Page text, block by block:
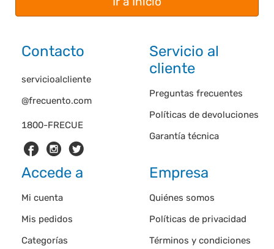
Contacto
1800-FRECUE
servicioalcliente
@frecuento.com
Servicio al
cliente
Preguntas frecuentes
Políticas de devoluciones
Garantía técnica
Accede a
Mi cuenta
Mis pedidos
Categorías
Empresa
Quiénes somos
Políticas de privacidad
Términos y condiciones